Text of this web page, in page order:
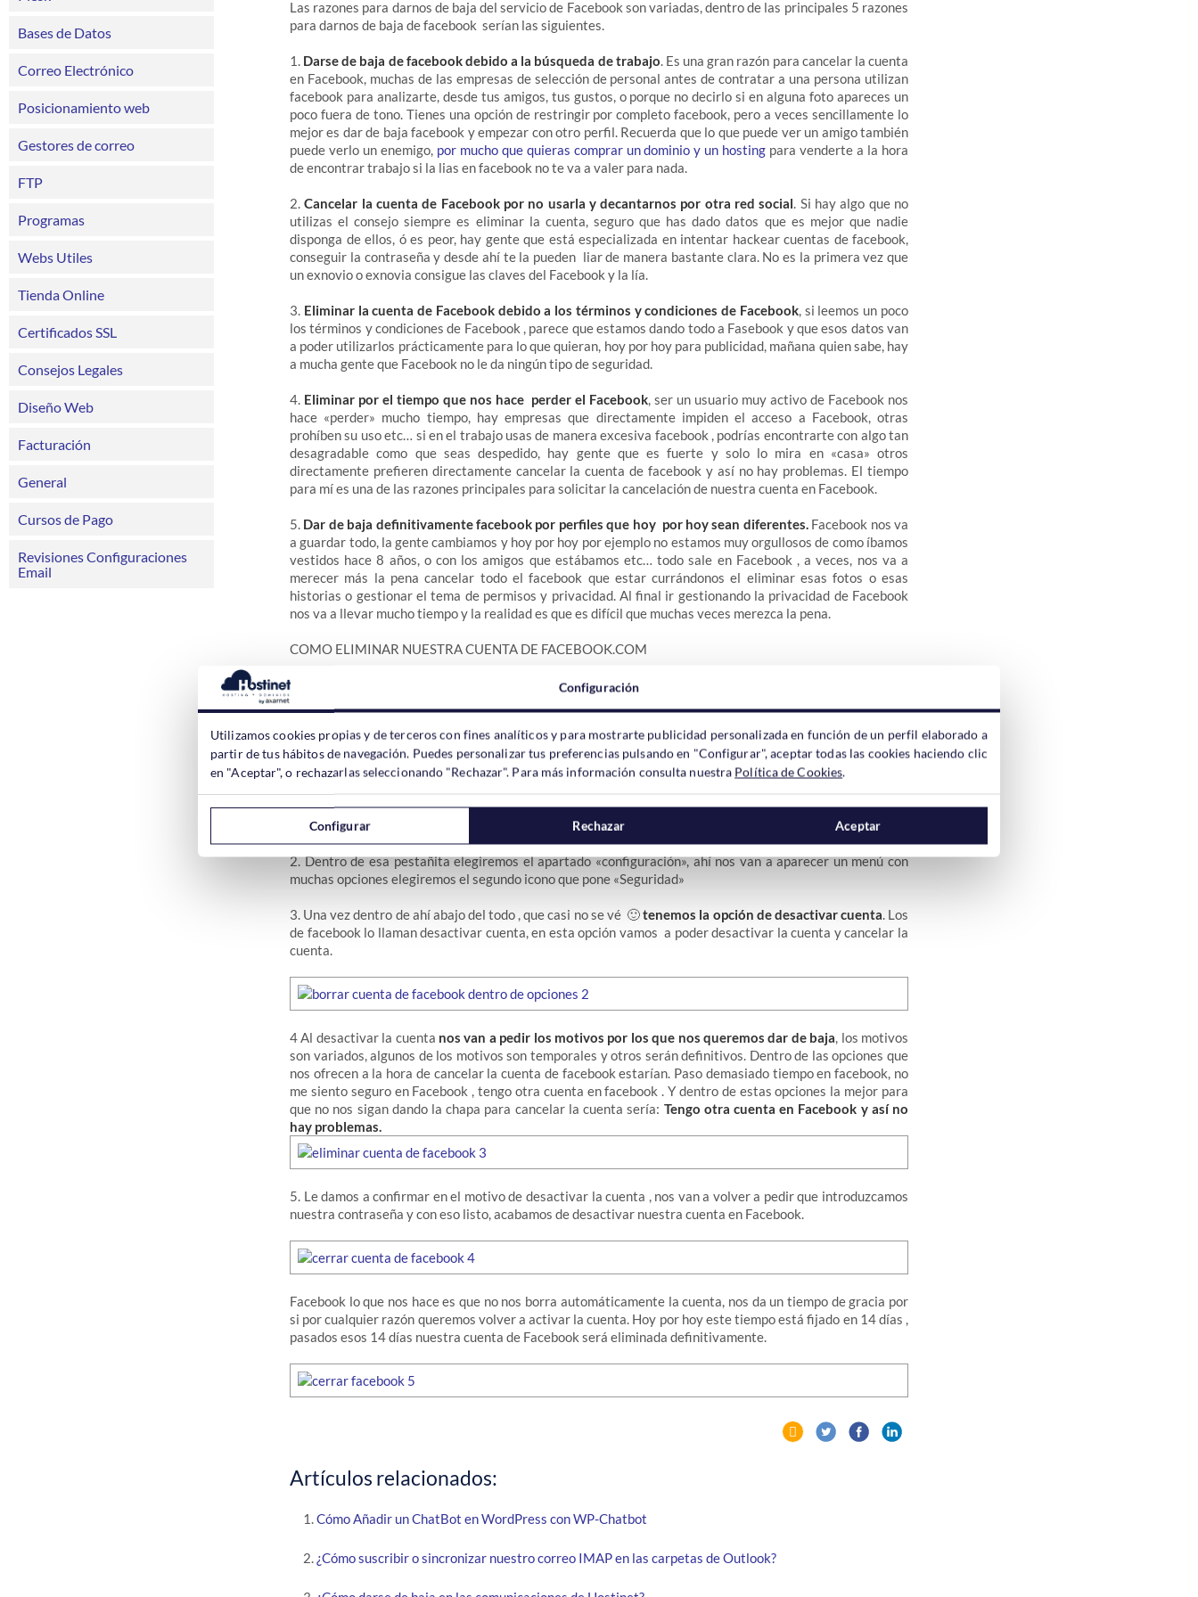
Bases de Datos
Correo Electrónico
Posicionamiento web
Gestores de correo
FTP
Programas
Webs Utiles
Tienda Online
Certificados SSL
Consejos Legales
Diseño Web
Facturación
General
Cursos de Pago
Revisiones Configuraciones
Email
Las razones para darnos de baja del servicio de Facebook son variadas, dentro de las principales 5 razones
para darnos de baja de facebook serían las siguientes.
1. Darse de baja de facebook debido a la búsqueda de trabajo. Es una gran razón para cancelar la cuenta
en Facebook, muchas de las empresas de selección de personal antes de contratar a una persona utilizan
facebook para analizarte, desde tus amigos, tus gustos, o porque no decirlo si en alguna foto apareces un
poco fuera de tono. Tienes una opción de restringir por completo facebook, pero a veces sencillamente lo
mejor es dar de baja facebook y empezar con otro perfil. Recuerda que lo que puede ver un amigo también
puede verlo un enemigo,por mucho que quieras comprar un dominio y un hosting para venderte a la hora
de encontrar trabajo si la lias en facebook no te va a valer para nada.
2.Cancelar la cuenta de Facebook por no usarla y decantarnos por otra red social. Si hay algo que no
utilizas el consejo siempre es eliminar la cuenta, seguro que has dado datos que es mejor que nadie
disponga de ellos, ó es peor, hay gente que está especializada en intentar hackear cuentas de facebook,
conseguir la contraseña y desde ahí te la pueden liar de manera bastante clara. No es la primera vez que
un exnovio o exnovia consigue las claves del Facebook y la lía.
3. Eliminar la cuenta de Facebook debido a los términos y condiciones de Facebook, si leemos un poco
los términos y condiciones de Facebook , parece que estamos dando todo a Fasebook y que esos datos van
a poder utilizarlos prácticamente para lo que quieran, hoy por hoy para publicidad, mañana quien sabe, hay
a mucha gente que Facebook no le da ningún tipo de seguridad.
4. Eliminar por el tiempo que nos hace perder el Facebook, ser un usuario muy activo de Facebook nos
hace «perder» mucho tiempo, hay empresas que directamente impiden el acceso a Facebook, otras
prohíben su uso etc… si en el trabajo usas de manera excesiva facebook , podrías encontrarte con algo tan
desagradable como que seas despedido, hay gente que es fuerte y solo lo mira en «casa» otros
directamente prefieren directamente cancelar la cuenta de facebook y así no hay problemas. El tiempo
para mí es una de las razones principales para solicitar la cancelación de nuestra cuenta en Facebook.
5. Dar de baja definitivamente facebook por perfiles que hoy por hoy sean diferentes.Facebook nos va
a guardar todo, la gente cambiamos y hoy por hoy por ejemplo no estamos muy orgullosos de como íbamos
vestidos hace 8 años, o con los amigos que estábamos etc… todo sale en Facebook , a veces, nos va a
merecer más la pena cancelar todo el facebook que estar currándonos el eliminar esas fotos o esas
historias o gestionar el tema de permisos y privacidad. Al final ir gestionando la privacidad de Facebook
nos va a llevar mucho tiempo y la realidad es que es difícil que muchas veces merezca la pena.
COMO ELIMINAR NUESTRA CUENTA DE FACEBOOK.COM
Los pasos para proceder a cancelar nuestra cuenta de Facebook.es serían los siguientes.
en el navegador, accedemos con nuestro nombre de usuario y password. (si no os acordáis del password de
facebook recordar tenéis que pedir «recuperar contraseña»), una vez que estamos logueados pincharemos
en la pestañita que es un cursor como para abajo.
2. Dentro de esa pestañita elegiremos el apartado «configuración», ahí nos van a aparecer un menú con
muchas opciones elegiremos el segundo icono que pone «Seguridad»
3. Una vez dentro de ahí abajo del todo , que casi no se vé 🙂tenemos la opción de desactivar cuenta. Los
de facebook lo llaman desactivar cuenta, en esta opción vamos a poder desactivar la cuenta y cancelar la
cuenta.
4 Al desactivar la cuenta nos van a pedir los motivos por los que nos queremos dar de baja, los motivos
son variados, algunos de los motivos son temporales y otros serán definitivos. Dentro de las opciones que
nos ofrecen a la hora de cancelar la cuenta de facebook estarían. Paso demasiado tiempo en facebook, no
me siento seguro en Facebook , tengo otra cuenta en facebook . Y dentro de estas opciones la mejor para
que no nos sigan dando la chapa para cancelar la cuenta sería: Tengo otra cuenta en Facebook y así no
hay problemas.
5. Le damos a confirmar en el motivo de desactivar la cuenta , nos van a volver a pedir que introduzcamos
nuestra contraseña y con eso listo, acabamos de desactivar nuestra cuenta en Facebook.
Facebook lo que nos hace es que no nos borra automáticamente la cuenta, nos da un tiempo de gracia por
si por cualquier razón queremos volver a activar la cuenta. Hoy por hoy este tiempo está fijado en 14 días ,
pasados esos 14 días nuestra cuenta de Facebook será eliminada definitivamente.
Artículos relacionados:
Cómo Añadir un ChatBot en WordPress con WP-Chatbot
¿Cómo suscribir o sincronizar nuestro correo IMAP en las carpetas de Outlook?
Configuración
Utilizamos cookies propias y de terceros con fines analíticos y para mostrarte publicidad personalizada en función de un perfil elaborado a
partir de tus hábitos de navegación. Puedes personalizar tus preferencias pulsando en "Configurar", aceptar todas las cookies haciendo clic
en "Aceptar", o rechazarlas seleccionando "Rechazar". Para más información consulta nuestra Política de Cookies.
Configurar Rechazar Aceptar